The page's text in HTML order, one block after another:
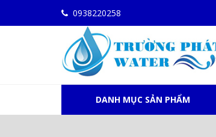
0938220258
DANH MỤC SẢN PHẨM